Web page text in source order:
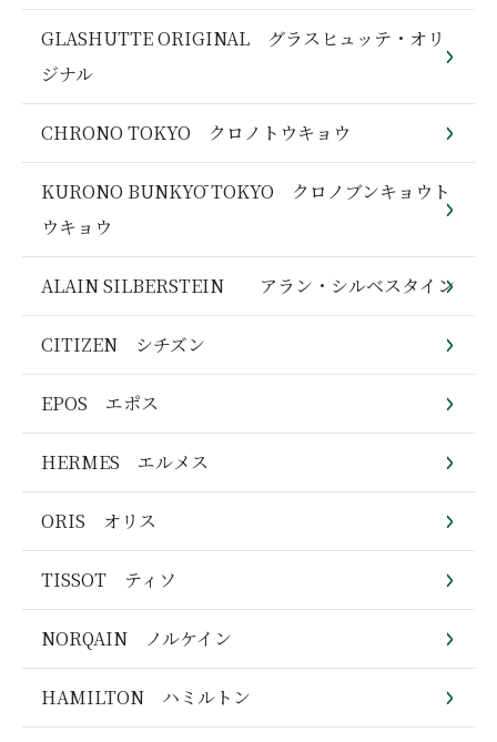
GLASHUTTE ORIGINAL グラスヒュッテ・オリ
ジナル
CHRONO TOKYO クロノトウキョウ
KURONO BUNKYŌ TOKYO クロノブンキョウト
ウキョウ
ALAIN SILBERSTEIN アラン・シルベスタイン
CITIZEN シチズン
EPOS エポス
HERMES エルメス
ORIS オリス
TISSOT ティソ
NORQAIN ノルケイン
HAMILTON ハミルトン